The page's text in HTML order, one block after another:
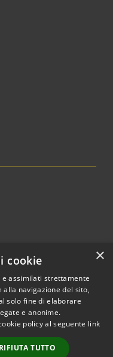
© 2026 • Comune di
Ortezzano • Powered by
Municipium•
Accesso
×
cookie
e assimilati strettamente
navigazione del sito,
solo fine di elaborare
e anonime.
policy al seguente link
RIFIUTA TUTTO